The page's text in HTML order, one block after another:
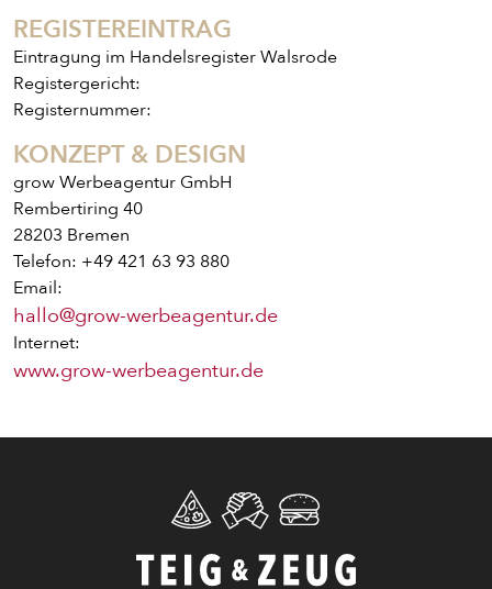
ENTDECKE UNSER ZEUG
PIZZA
BAGUETTE
PASTA
REGISTEREINTRAG
Eintragung im Handelsregister Walsrode
Registergericht:
Registernummer:
KONZEPT & DESIGN
grow Werbeagentur GmbH
Rembertiring 40
28203 Bremen
Telefon: +49 421 63 93 880
Email:
hallo@grow-werbeagentur.de
Internet:
www.grow-werbeagentur.de